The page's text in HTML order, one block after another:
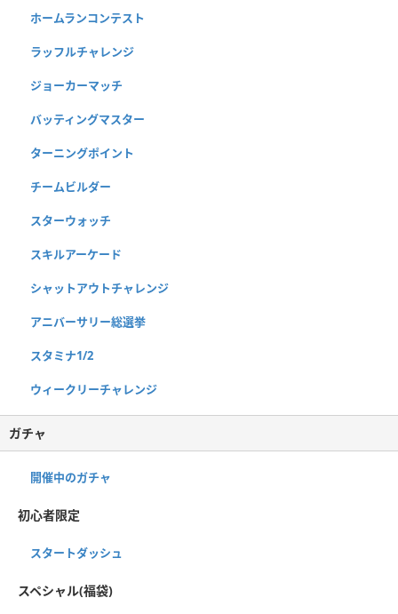
ホームランコンテスト
ラッフルチャレンジ
ジョーカーマッチ
バッティングマスター
ターニングポイント
チームビルダー
スターウォッチ
スキルアーケード
シャットアウトチャレンジ
アニバーサリー総選挙
スタミナ1/2
ウィークリーチャレンジ
ガチャ
開催中のガチャ
初心者限定
スタートダッシュ
スペシャル(福袋)